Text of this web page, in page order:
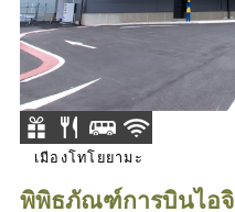
เมืองโทโยยามะ
พิพิธภัณฑ์การบินไอจิ